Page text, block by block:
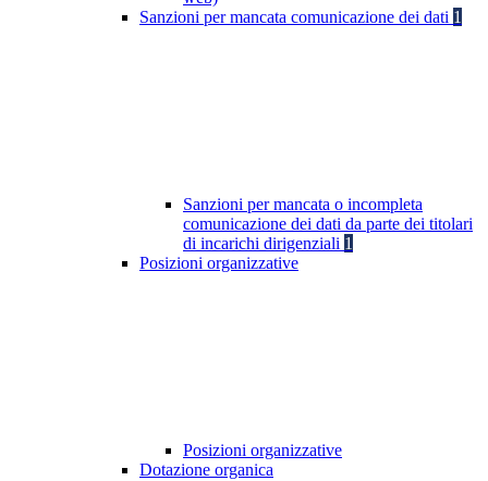
Sanzioni per mancata comunicazione dei dati 1
Sanzioni per mancata o incompleta
comunicazione dei dati da parte dei titolari
di incarichi dirigenziali 1
Posizioni organizzative
Posizioni organizzative
Dotazione organica